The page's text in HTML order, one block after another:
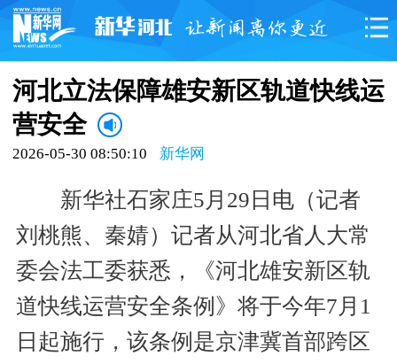
河北立法保障雄安新区轨道快线运
营安全
2026-05-30 08:50:10 新华网
新华社石家庄5月29日电（记者
刘桃熊、秦婧）记者从河北省人大常
委会法工委获悉，《河北雄安新区轨
道快线运营安全条例》将于今年7月1
日起施行，该条例是京津冀首部跨区